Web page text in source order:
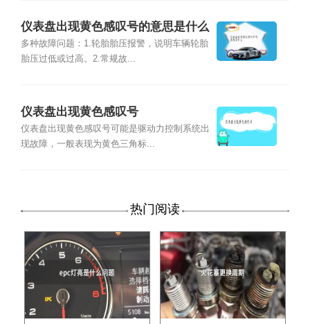
仪表盘出现黄色感叹号的意思是什么
多种故障问题：1.轮胎胎压报警，说明车辆轮胎
胎压过低或过高。2.常规故...
仪表盘出现黄色感叹号
仪表盘出现黄色感叹号可能是驱动力控制系统出
现故障，一般表现为黄色三角标...
热门阅读